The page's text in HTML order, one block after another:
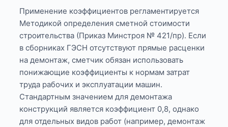
Применение коэффициентов регламентируется
Методикой определения сметной стоимости
строительства (Приказ Минстроя № 421/пр). Если
в сборниках ГЭСН отсутствуют прямые расценки
на демонтаж, сметчик обязан использовать
понижающие коэффициенты к нормам затрат
труда рабочих и эксплуатации машин.
Стандартным значением для демонтажа
конструкций является коэффициент 0,8, однако
для отдельных видов работ (например, демонтаж